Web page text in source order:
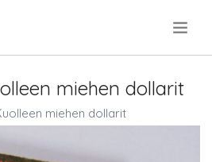
miehen dollarit
miehen dollarit